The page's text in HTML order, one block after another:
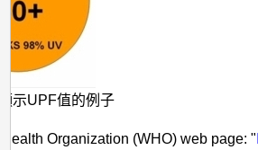
示UPF值的例子
Organization (WHO) web page: "